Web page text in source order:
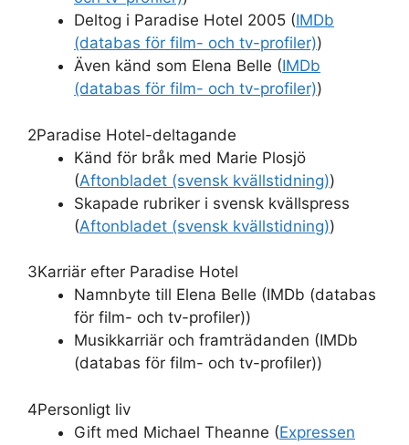
Deltog i Paradise Hotel 2005 (IMDb
(databas för film- och tv-profiler))
Även känd som Elena Belle (IMDb
(databas för film- och tv-profiler))
2Paradise Hotel-deltagande
Känd för bråk med Marie Plosjö
(Aftonbladet (svensk kvällstidning))
Skapade rubriker i svensk kvällspress
(Aftonbladet (svensk kvällstidning))
3Karriär efter Paradise Hotel
Namnbyte till Elena Belle (IMDb (databas
för film- och tv-profiler))
Musikkarriär och framträdanden (IMDb
(databas för film- och tv-profiler))
4Personligt liv
Gift med Michael Theanne (Expressen